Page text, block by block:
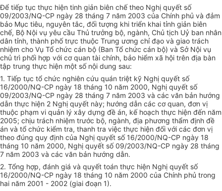
Để tiếp tục thực hiện tinh giản biên chế theo Nghị quyết số
09/2003/NQ-CP ngày 28 tháng 7 năm 2003 của Chính phủ và đảm
bảo Mục tiêu, nguyên tắc, đối tượng khi triển khai tỉnh giản biên
chế, Bộ Nội vụ yêu cầu Thủ trưởng bộ, ngành, Chủ tịch Uỷ ban nhân
dân tỉnh, thành phố trực thuộc Trung ương chỉ đạo và giao trách
nhiệm cho Vụ Tổ chức cán bộ (Ban Tổ chức cán bộ) và Sở Nội vụ
chủ trì phối hợp với cơ quan tài chính, bảo hiểm xã hội trên địa bàn
tập trung thực hiện một số nội dung sau:
1. Tiếp tục tổ chức nghiên cứu quán triệt kỹ Nghị quyết số
16/2000/NQ-CP ngày 18 tháng 10 năm 2000, Nghị quyết số
09/2003/NQ-CP ngày 28 tháng 7 năm 2003 và các văn bản hướng
dẫn thực hiện 2 Nghị quyết này; hướng dẫn các cơ quan, đơn vị
thuộc phạm vi quản lý xây dựng đề án, kế hoạch thực hiện đến năm
2005; chịu trách nhiệm trước bộ, ngành, địa phương thẩm định đề
án và tổ chức kiểm tra, thanh tra việc thực hiện đối với các đơn vị
theo đúng quy định của Nghị quyết số 16/2000/NQ-CP ngày 18
tháng 10 năm 2000, Nghị quyết số 09/2003/NQ-CP ngày 28 tháng
7 năm 2003 và các văn bản hướng dẫn.
2. Tổng hợp, đánh giá và quyết toán thực hiện Nghị quyết số
16/2000/NQ-CP ngày 18 tháng 10 năm 2000 của Chính phủ trong
hai năm 2001 - 2002 (giai đoạn 1).